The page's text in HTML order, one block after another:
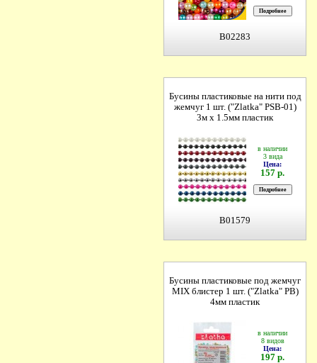
B02283
Бусины пластиковые на нити под
жемчуг 1 шт. ("Zlatka" PSB-01)
3м х 1.5мм пластик
в наличии
3 вида
Цена:
157 р.
B01579
Бусины пластиковые под жемчуг
MIX блистер 1 шт. ("Zlatka" PB)
4мм пластик
в наличии
8 видов
Цена:
197 р.